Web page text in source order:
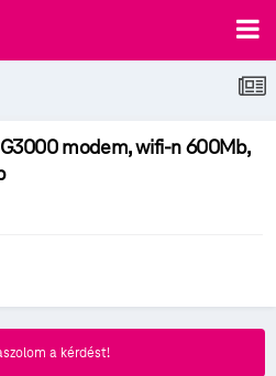
modem, wifi-n 600Mb,
a kérdést!